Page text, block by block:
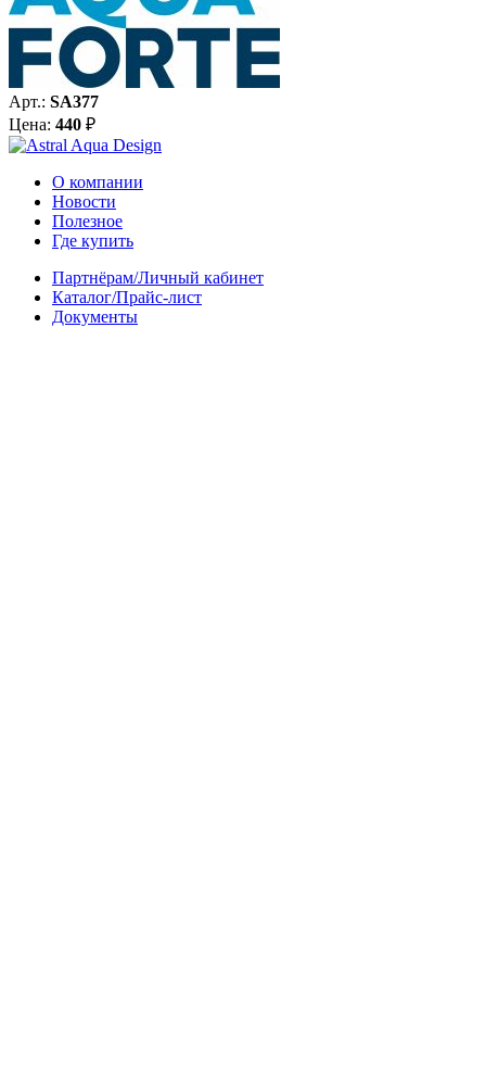
Арт.: SA377
Цена: 440 ₽
О компании
Новости
Полезное
Где купить
Партнёрам/Личный кабинет
Каталог/Прайс-лист
Документы